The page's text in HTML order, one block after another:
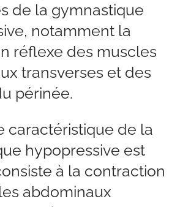
de la gymnastique
notamment la
réflexe des muscles
transverses et des
périnée.
caractéristique de la
hypopressive est
à la contraction
abdominaux